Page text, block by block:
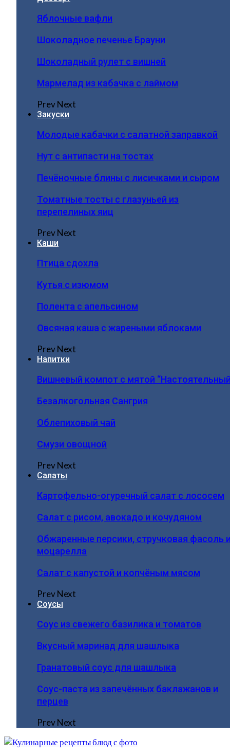
Яблочные вафли
Шоколадное печенье Брауни
Шоколадный рулет с вишней
Мармелад из кабачка с лаймом
PrevNext
Закуски
Молодые кабачки с салатной заправкой
Нут с антипасти на тостах
Печёночные блины с лисичками и сыром
Томатные тосты с глазуньей из
перепелиных яиц
PrevNext
Каши
Птица сдохла
Кутья с изюмом
Полента с апельсином
Овсяная каша с жареными яблоками
PrevNext
Напитки
Вишневый компот с мятой
Безалкогольная Сангрия
Облепиховый чай
Смузи овощной
PrevNext
Салаты
Картофельно-огуречный салат с лососем
Салат с рисом, авокадо и кочудяном
Обжаренные персики, стручковая фасоль
моцарелла
Салат с капустой и копчёным мясом
PrevNext
Соусы
Соус из свежего базилика и томатов
Вкусный маринад для шашлыка
Гранатовый соус для шашлыка
Соус-паста из запечённых баклажанов и
перцев
PrevNext